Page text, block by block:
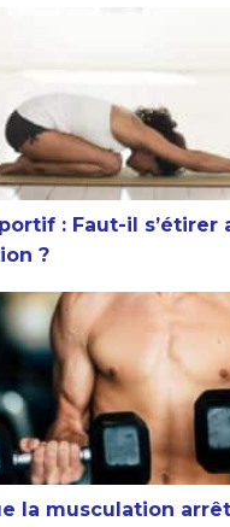
: Faut-il s’étirer
: Faut-il s’étirer
?
musculation arrête la
la musculation